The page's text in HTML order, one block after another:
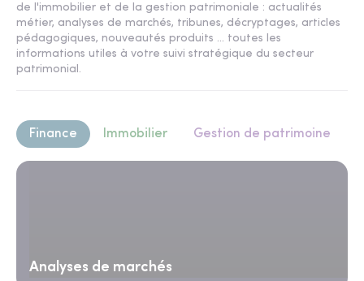
de l'immobilier et de la gestion patrimoniale : actualités
métier, analyses de marchés, tribunes, décryptages, articles
pédagogiques, nouveautés produits ... toutes les
informations utiles à votre suivi stratégique du secteur
patrimonial.
Finance Immobilier Gestion de patrimoine
Analyses de marchés